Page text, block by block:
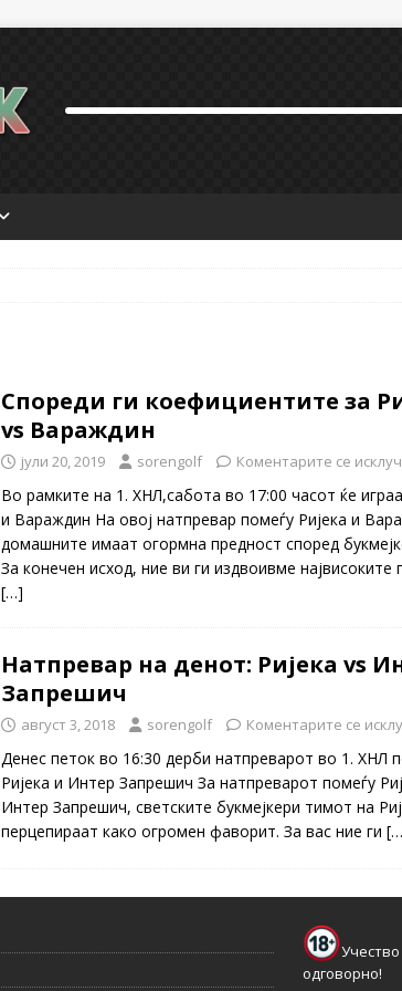
Спореди ги коефициентите за
vs Вараждин
јули 20, 2019 sorengolf Коментарите се
Во рамките на 1. ХНЛ,сабота во 17:00 часот ќе
и Вараждин На овој натпревар помеѓу Ријека и
домашните имаат огормна предност според
За конечен исход, ние ви ги издвоивме највисоките
[…]
Натпревар на денот: Ријека vs
Запрешич
август 3, 2018 sorengolf Коментарите се
Денес петок во 16:30 дерби натпреварот во 1. ХНЛ
Ријека и Интер Запрешич За натпреварот помеѓу
Интер Запрешич, светските букмејкери тимот на
перцепираат како огромен фаворит. За вас ние ги
Учество
одговорно!